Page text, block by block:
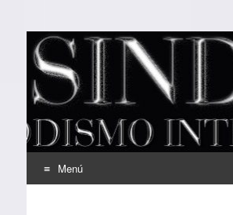
EL SINDICAL
Periodismo Inteligente
Menú